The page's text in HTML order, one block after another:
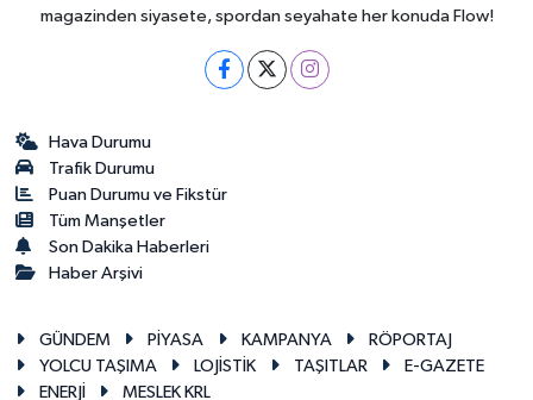
magazinden siyasete, spordan seyahate her konuda Flow!
Hava Durumu
Trafik Durumu
Puan Durumu ve Fikstür
Tüm Manşetler
Son Dakika Haberleri
Haber Arşivi
GÜNDEM PİYASA KAMPANYA
RÖPORTAJ
YOLCU TAŞIMA
LOJİSTİK TAŞITLAR
E-GAZETE
ENERJİ
MESLEK KRL